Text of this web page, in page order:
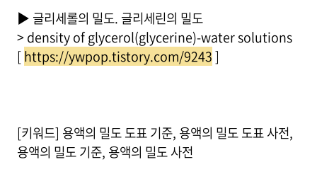
▶ 글리세롤의 밀도. 글리세린의 밀도
> density of glycerol(glycerine)-water solutions
[https://ywpop.tistory.com/9243]
[키워드] 용액의 밀도 도표 기준, 용액의 밀도 도표 사전,
용액의 밀도 기준, 용액의 밀도 사전